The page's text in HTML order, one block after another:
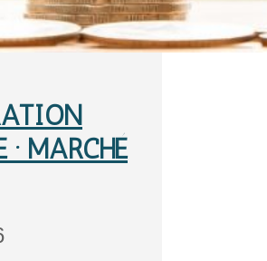
MARCHÉ